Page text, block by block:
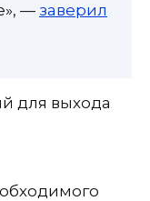
— заверил
для выхода